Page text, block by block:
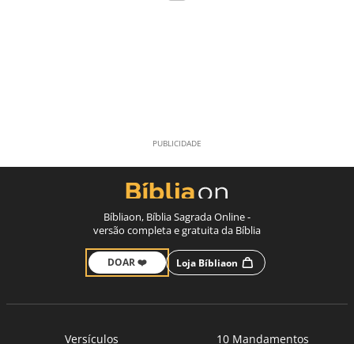
Bíbliaon, Bíblia Sagrada Online -
versão completa e gratuita da Bíblia
DOAR ❤️ Loja Bíbliaon
Versículos
10 Mandamentos